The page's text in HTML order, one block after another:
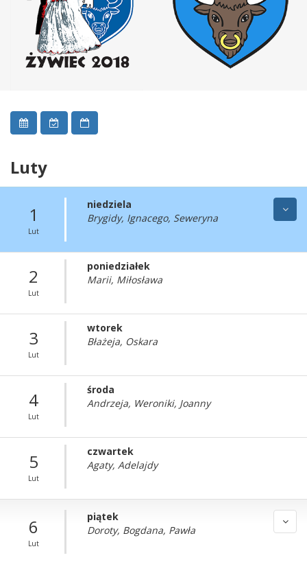
Luty
1
Lut
niedziela
Brygidy, Ignacego, Seweryna
2
Lut
poniedziałek
Marii, Miłosława
3
Lut
wtorek
Błażeja, Oskara
4
Lut
środa
Andrzeja, Weroniki, Joanny
5
Lut
czwartek
Agaty, Adelajdy
6
Lut
piątek
Doroty, Bogdana, Pawła